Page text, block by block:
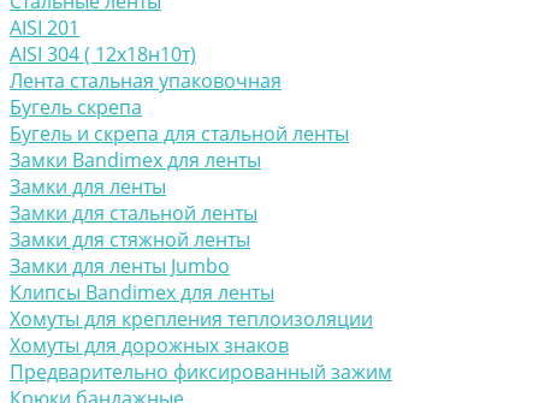
AISI 201
AISI 304 ( 12х18н10т)
Лента стальная упаковочная
Бугель скрепа
Бугель и скрепа для стальной ленты
Замки Bandimex для ленты
Замки для ленты
Замки для стальной ленты
Замки для стяжной ленты
Замки для ленты Jumbo
Клипсы Bandimex для ленты
Хомуты для крепления теплоизоляции
Хомуты для дорожных знаков
Предварительно фиксированный зажим